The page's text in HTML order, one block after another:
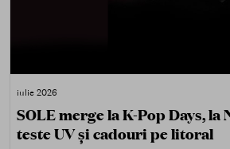
iulie 2026
SOLE merge la K-Pop Days, la
teste UV și cadouri pe litoral